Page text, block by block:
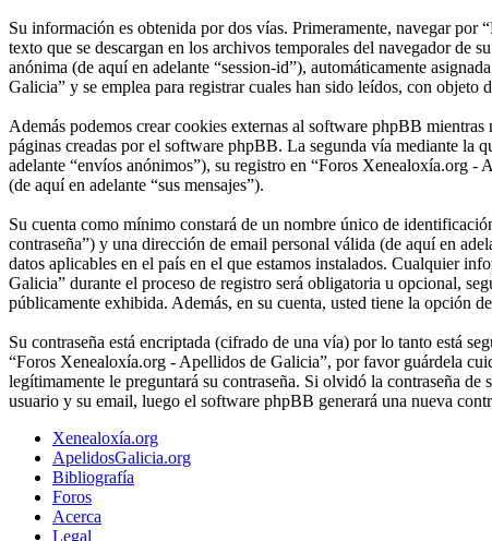
Su información es obtenida por dos vías. Primeramente, navegar
texto que se descargan en los archivos temporales del navegador de
anónima (de aquí en adelante “session-id”), automáticamente
Galicia” y se emplea para registrar cuales han sido leídos, con objeto
Además podemos crear cookies externas al software phpBB
páginas creadas por el software phpBB. La segunda vía mediante la
adelante “envíos anónimos”), su registro en “Foros Xenealoxía.org -
(de aquí en adelante “sus mensajes”).
Su cuenta como mínimo constará de un nombre único de
contraseña”) y una dirección de email personal válida (de aquí en
datos aplicables en el país en el que estamos instalados. Cualquier
Galicia” durante el proceso de registro será obligatoria u opcional,
públicamente exhibida. Además, en su cuenta, usted tiene la opción
Su contraseña está encriptada (cifrado de una vía) por lo tanto está
“Foros Xenealoxía.org - Apellidos de Galicia”, por favor guárdela
legítimamente le preguntará su contraseña. Si olvidó la contraseña
usuario y su email, luego el software phpBB generará una nueva
Xenealoxía.org
ApelidosGalicia.org
Bibliografía
Foros
Acerca
Legal